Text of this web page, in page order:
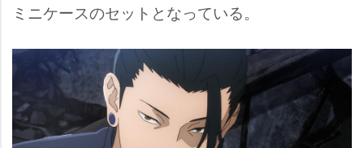
ミニケースのセットとなっている。